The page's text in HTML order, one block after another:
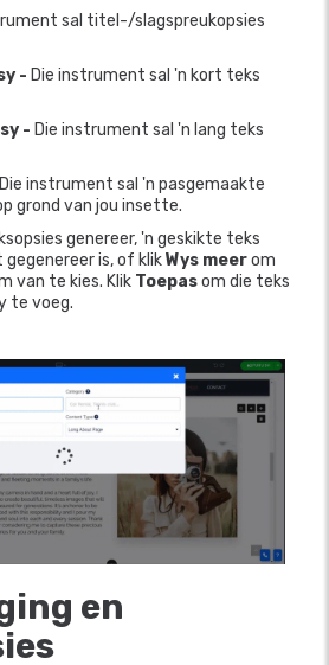
sal titel-/slagspreukopsies
- Die instrument sal 'n kort teks
- Die instrument sal 'n lang teks
Die instrument sal 'n pasgemaakte
grond van jou insette.
genereer, 'n geskikte teks
gegenereer is, of klikWys meerom
van te kies. Klik Toepasom die teks
te voeg.
en